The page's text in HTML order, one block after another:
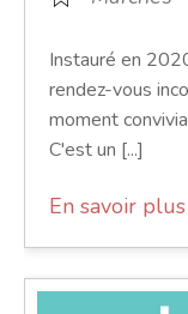
Instauré en
rendez-vous
moment
C'est un [...]
En savoir plus